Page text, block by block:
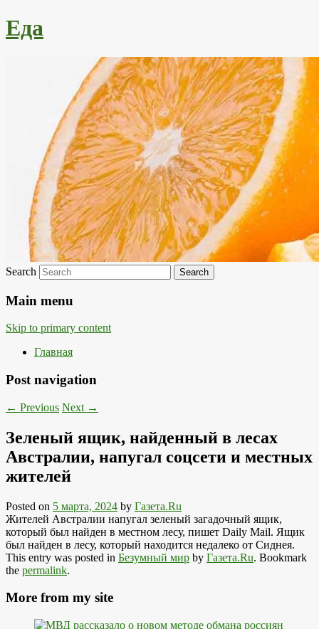
Еда
Search
Main menu
Skip to primary content
Главная
Post navigation
← Previous Next →
Зеленый ящик, найденный в лесах
Австралии, напугал соцсети и местных
жителей
Posted on 5 марта, 2024 by Газета.Ru
Жителей Австралии напугал зеленый загадочный ящик,
который был найден в местном лесу, пишет Daily Mail. Ящик
был найден в лесу, который находится недалеко от Сиднея.
This entry was posted in Безумный мир by Газета.Ru. Bookmark
the permalink.
More from my site